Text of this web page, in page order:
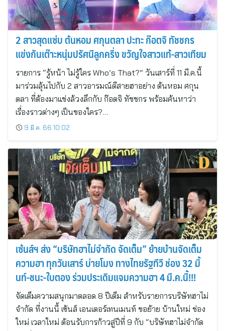
2 สาวสุดแซ่บ ต้นหอม ศกุนตลา ปะทะ ก๊อตจิ ทัชชกร
แข่งกันเต๊าะหนุ่มปรัศนีลูกครึ่ง ขวัญใจสาวแท้-สาวเทียม
รายการ “รู้หน้า ไม่รู้ใคร Who’s That?” วันเสาร์ที่ 11 มี.ค.นี้
มาร่วมลุ้นไปกับ 2 สาวอารมณ์ดีสายฮาอย่าง ต้นหอม ศกุน
ตลา ที่ต้องมาแข่งล้วงลึกกับ ก๊อตจิ ทัชชกร พร้อมค้นหาว่า
เรื่องราวต่างๆ เป็นของใคร?…
9 มี.ค. 66 10:02
เซ้นส์ฯ ส่ง “บริษัทฮาไม่จำกัด จัดเต็ม” ย้ายบ้านจัดเต็ม
ความฮา ทุกวันเสาร์ บ่ายโมง ทางไทยรัฐทีวี ช่อง 32 มิ้
นท์-ชนะ-ใบตอง ร่วมประเดิมแจมความฮา 4 มี.ค.นี้!!!
จัดเต็มความสนุกมาตลอด 8 ปีเต็ม สำหรับรายการบริษัทฮาไม่
จำกัด ที่งานนี้ เซ้นส์ เอนเตอร์เทนเมนท์ ขอย้าย บ้านใหม่ ช่อง
ใหม่ เวลาใหม่ ต้อนรับการก้าวสู่ปีที่ 9 กับ “บริษัทฮาไม่จำกัด